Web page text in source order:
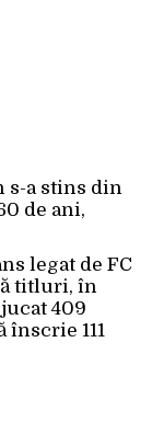
s-a stins din
de ani,
legat de FC
titluri, în
409
111